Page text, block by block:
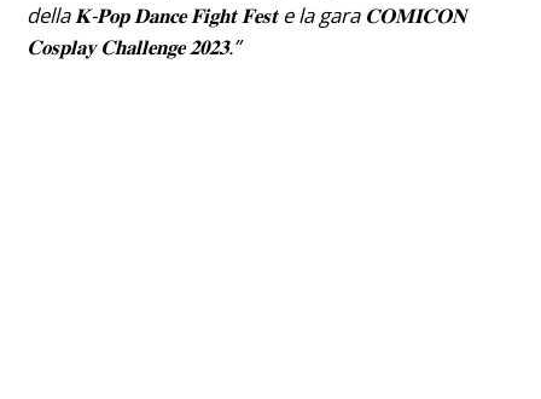
della 𝐊-𝐏𝐨𝐩 𝐃𝐚𝐧𝐜𝐞 𝐅𝐢𝐠𝐡𝐭 𝐅𝐞𝐬𝐭 e la gara 𝐂𝐎𝐌𝐈𝐂𝐎𝐍
𝐂𝐨𝐬𝐩𝐥𝐚𝐲 𝐂𝐡𝐚𝐥𝐥𝐞𝐧𝐠𝐞 𝟐𝟎𝟐𝟑.”